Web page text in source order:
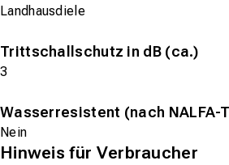
Landhausdiele
Trittschallschutz in dB (ca.)
3
Wasserresistent (nach NALFA-
Nein
Hinweis für Verbraucher